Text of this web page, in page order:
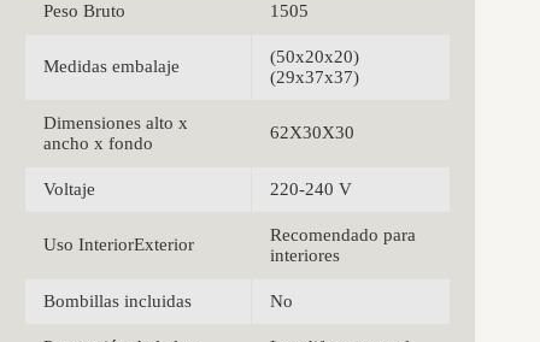
Peso Bruto 1505
Medidas embalaje
(50x20x20)
(29x37x37)
Dimensiones alto x
ancho x fondo
62X30X30
Voltaje 220-240 V
Uso InteriorExterior
Recomendado para
interiores
Bombillas incluidas No